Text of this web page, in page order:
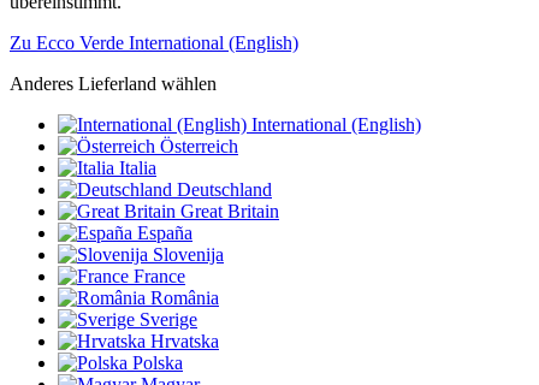
Zu Ecco Verde International (English)
Anderes Lieferland wählen
International (English)
Österreich
Italia
Deutschland
Great Britain
España
Slovenija
France
România
Sverige
Hrvatska
Polska